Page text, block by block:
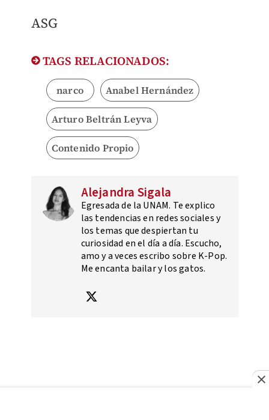
ASG
TAGS RELACIONADOS:
narco Anabel Hernández
Arturo Beltrán Leyva
Contenido Propio
Alejandra Sigala
Egresada de la UNAM. Te explico
las tendencias en redes sociales y
los temas que despiertan tu
curiosidad en el día a día. Escucho,
amo y a veces escribo sobre K-Pop.
Me encanta bailar y los gatos.